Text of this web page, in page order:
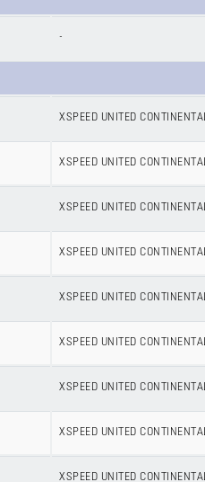
-
XSPEED UNITED
XSPEED UNITED
XSPEED UNITED
XSPEED UNITED
XSPEED UNITED
XSPEED UNITED
XSPEED UNITED
XSPEED UNITED
XSPEED UNITED